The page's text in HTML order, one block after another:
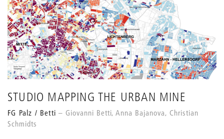
STUDIO MAPPING THE URBAN MINE
FG Palz / Betti
Giovanni Betti, Anna Bajanova, Christian
Schmidts